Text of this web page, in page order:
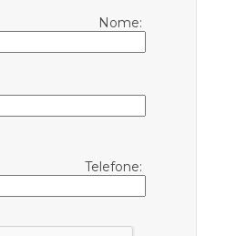
Nome:
Telefone: